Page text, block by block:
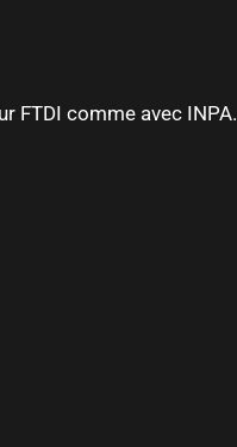
FTDI comme avec INPA.